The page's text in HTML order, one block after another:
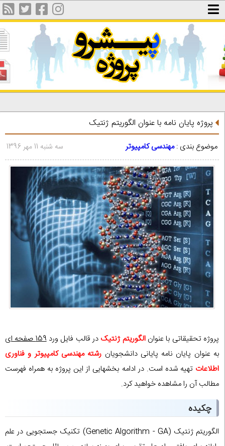
پروژه پایان نامه با عنوان الگوریتم ژنتیک
موضوع بندی :مهندسی کامپیوتر سه شنبه 11 مهر 1396
پروژه تحقیقاتی با عنوان الگوریتم ژنتیکدر قالب فایل ورد 159 صفحه ای
به عنوان پایان نامه پایانی دانشجویان رشته مهندسی کامپیوتر و فناوری
اطلاعاتتهیه شده است. در ادامه بخشهایی از این پروژه به همراه فهرست
مطالب آن را مشاهده خواهید کرد.
چکیده
الگوریتم ژنتیک (Genetic Algorithm - GA) تکنیک جستجویی در علم